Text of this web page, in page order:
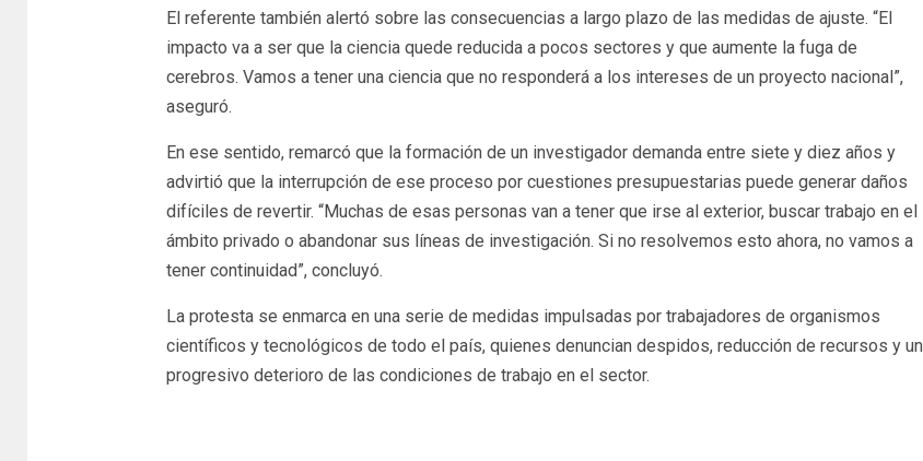
El referente también alertó sobre las consecuencias a largo plazo de las medidas de ajuste. “El
impacto va a ser que la ciencia quede reducida a pocos sectores y que aumente la fuga de
cerebros. Vamos a tener una ciencia que no responderá a los intereses de un proyecto nacional”,
aseguró.
En ese sentido, remarcó que la formación de un investigador demanda entre siete y diez años y
advirtió que la interrupción de ese proceso por cuestiones presupuestarias puede generar daños
difíciles de revertir. “Muchas de esas personas van a tener que irse al exterior, buscar trabajo en el
ámbito privado o abandonar sus líneas de investigación. Si no resolvemos esto ahora, no vamos a
tener continuidad”, concluyó.
La protesta se enmarca en una serie de medidas impulsadas por trabajadores de organismos
científicos y tecnológicos de todo el país, quienes denuncian despidos, reducción de recursos y un
progresivo deterioro de las condiciones de trabajo en el sector.